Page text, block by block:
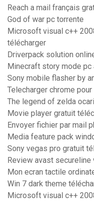
Reach a mail français
God of war pc torrente
Microsoft visual c++
télécharger
Driverpack solution
Minecraft story mode
Sony mobile flasher by
Telecharger chrome
The legend of zelda
Movie player gratuit
Envoyer fichier par mail
Media feature pack
Sony vegas pro gratuit
Review avast secureline
Mon ecran tactile
Win 7 dark theme
Microsoft visual c++